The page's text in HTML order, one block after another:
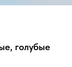
голубые